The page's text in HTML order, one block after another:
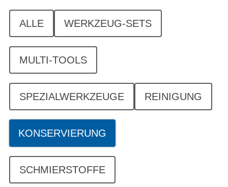
ALLE WERKZEUG-SETS
MULTI-TOOLS
SPEZIALWERKZEUGE REINIGUNG
KONSERVIERUNG
SCHMIERSTOFFE